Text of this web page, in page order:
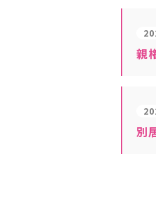
親
別